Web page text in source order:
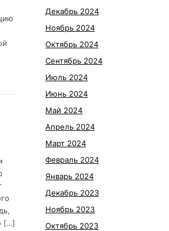
[…]
Декабрь 2024
Ноябрь 2024
Октябрь 2024
Сентябрь 2024
Июль 2024
Июнь 2024
Май 2024
Апрель 2024
Март 2024
Февраль 2024
Январь 2024
Декабрь 2023
Ноябрь 2023
Октябрь 2023